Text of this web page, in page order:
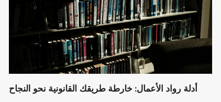
أدلة رواد الأعمال: خارطة طريقك القانونية نحو النجاح